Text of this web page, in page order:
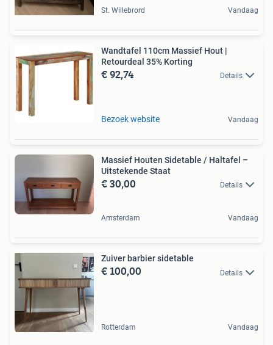
St. Willebrord Vandaag
Wandtafel 110cm Massief Hout |
Retourdeal 35% Korting
€ 92,74 Details
Bezoek website Vandaag
Massief Houten Sidetable / Haltafel –
Uitstekende Staat
€ 30,00 Details
Amsterdam Vandaag
Zuiver barbier sidetable
€ 100,00 Details
Rotterdam Vandaag